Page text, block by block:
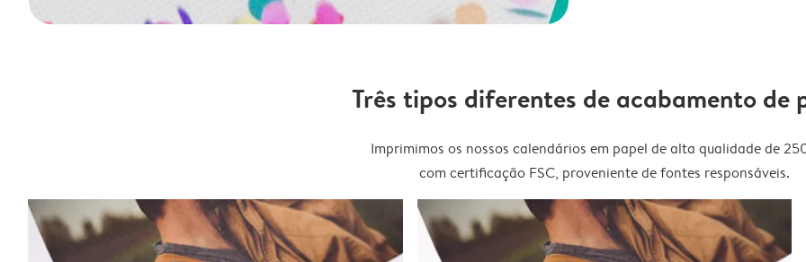
Três tipos diferentes de acabamento de
Imprimimos os nossos calendários em papel de alta qualidade de
com certificação FSC, proveniente de fontes responsáveis.